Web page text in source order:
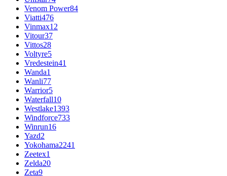
Venom Power84
Viatti476
Vinmax12
Vitour37
Vittos28
Voltyre5
Vredestein41
Wanda1
Wanli77
Warrior5
Waterfall10
Westlake1393
Windforce733
Winrun16
Yazd2
Yokohama2241
Zeetex1
Zelda20
Zeta9